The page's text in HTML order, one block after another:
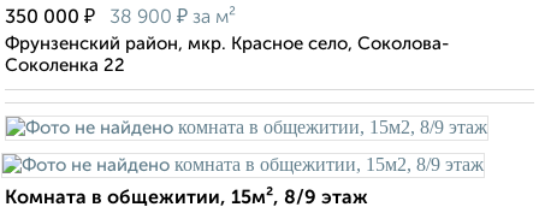
350 000 ₽ 38 900 ₽ за м²
Фрунзенский район, мкр. Красное село, Соколова-
Соколенка 22
Комната в общежитии, 15м², 8/9 этаж